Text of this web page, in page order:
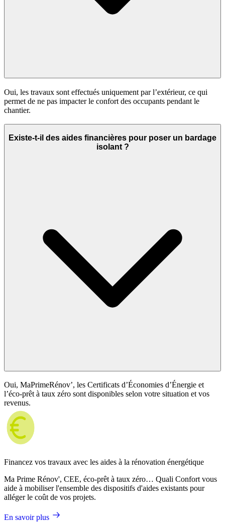
Oui, les travaux sont effectués uniquement par l’extérieur, ce qui
permet de ne pas impacter le confort des occupants pendant le
chantier.
Existe-t-il des aides financières pour poser un bardage
isolant ?
Oui, MaPrimeRénov’, les Certificats d’Économies d’Énergie et
l’éco-prêt à taux zéro sont disponibles selon votre situation et vos
revenus.
Financez vos travaux avec les aides à la rénovation énergétique
Ma Prime Rénov', CEE, éco-prêt à taux zéro… Quali Confort vous
aide à mobiliser l'ensemble des dispositifs d'aides existants pour
alléger le coût de vos projets.
En savoir plus